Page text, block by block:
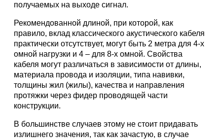
получаемых на выходе сигнал.
Рекомендованной длиной, при которой, как
правило, вклад классического акустического кабеля
практически отсутствует, могут быть 2 метра для 4-х
омной нагрузки и 4 – для 8-х омной. Свойства
кабеля могут различаться в зависимости от длины,
материала провода и изоляции, типа навивки,
толщины жил (жилы), качества и направления
протяжки через фидер проводящей части
конструкции.
В большинстве случаев этому не стоит придавать
излишнего значения, так как зачастую, в случае